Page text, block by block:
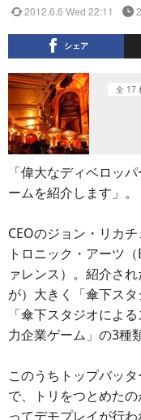
2012.6.6 Wed 22:11
シェア
全 17
「偉大なディベロッ
ームを紹介します」。
CEOのジョン・リカ
トロニック・アーツ
ァレンス）。紹介さ
が）大きく「傘下ス
「傘下スタジオによ
力企業ゲーム」の3種
このうちトップバッ
で、トリをつとめた
ってデモプレイが行